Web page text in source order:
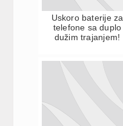
Uskoro baterije za
telefone sa duplo
dužim trajanjem!